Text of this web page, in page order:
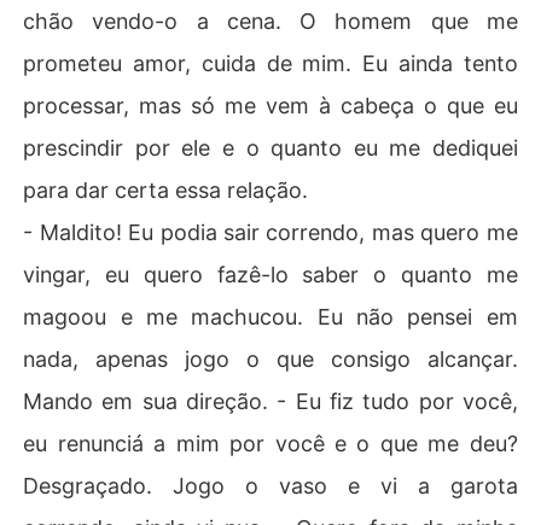
chão vendo-o a cena. O homem que me
prometeu amor, cuida de mim. Eu ainda tento
processar, mas só me vem à cabeça o que eu
prescindir por ele e o quanto eu me dediquei
para dar certa essa relação.
- Maldito! Eu podia sair correndo, mas quero me
vingar, eu quero fazê-lo saber o quanto me
magoou e me machucou. Eu não pensei em
nada, apenas jogo o que consigo alcançar.
Mando em sua direção. - Eu fiz tudo por você,
eu renunciá a mim por você e o que me deu?
Desgraçado. Jogo o vaso e vi a garota